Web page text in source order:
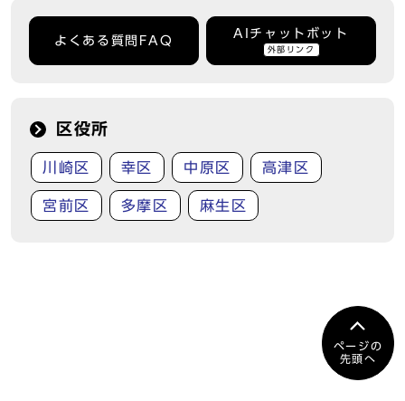
よくある質問FAQ
AIチャットボット
外部リンク
区役所
川崎区 幸区 中原区 高津区
宮前区 多摩区 麻生区
ページの
先頭へ